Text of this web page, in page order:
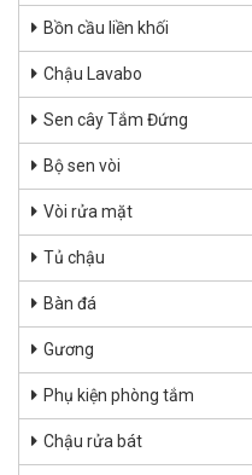
Bồn cầu liền khối
Chậu Lavabo
Sen cây Tắm Đứng
Bộ sen vòi
Vòi rửa mặt
Tủ chậu
Bàn đá
Gương
Phụ kiện phòng tắm
Chậu rửa bát